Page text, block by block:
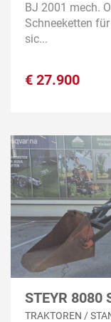
BJ 2001 mech.
Schneeketten
sic...
€ 27.900
STEYR 8080
TRAKTOREN /